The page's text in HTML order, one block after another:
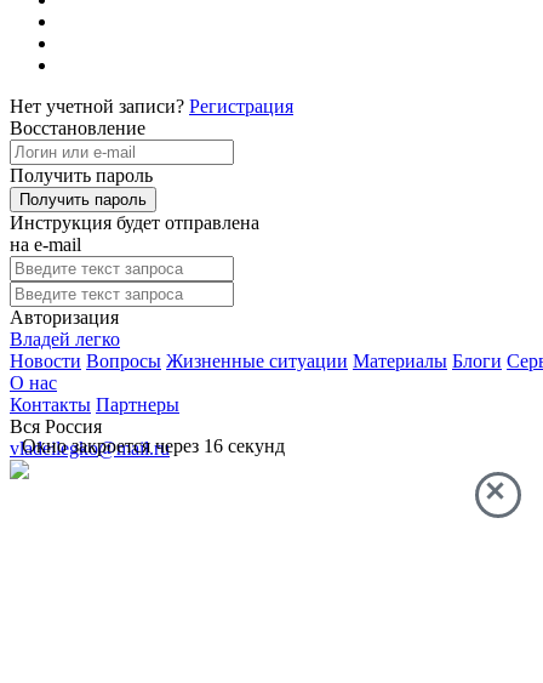
Нет учетной записи? Регистрация
Восстановление
Получить пароль
Инструкция будет отправлена
на e-mail
Авторизация
Владей легко
Новости Вопросы Жизненные ситуации Материалы Блоги
О нас
Контакты Партнеры
Вся Россия
vladeilegko@mail.ru
Окно закроется через 16 секунд